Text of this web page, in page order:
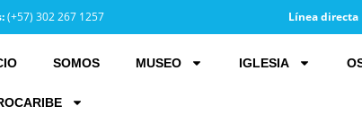
(+57) 302 267 1257 Línea directa
SOMOS MUSEO IGLESIA